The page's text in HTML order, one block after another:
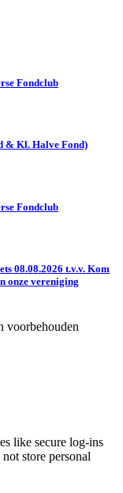
Fondclub
& Kl. Halve Fond)
Fondclub
08.08.2026 t.v.v. Kom
onze vereniging
voorbehouden
like secure log-ins
store personal